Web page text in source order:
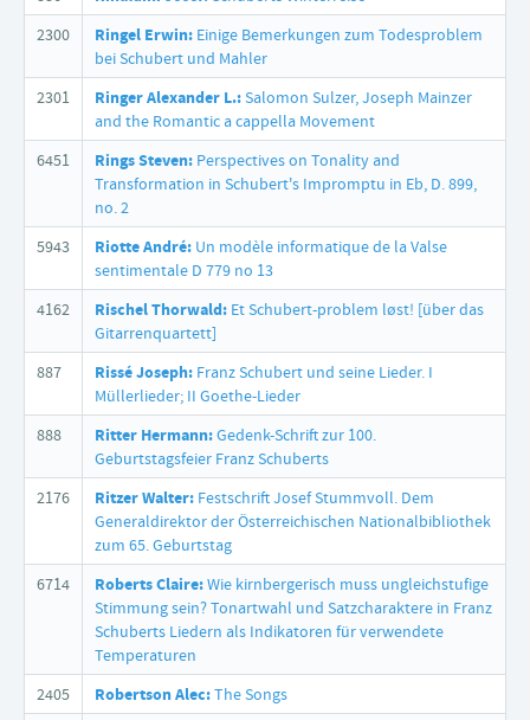
2300
Ringel Erwin: Einige Bemerkungen zum Todesproblem
bei Schubert und Mahler
2301
Ringer Alexander L.:Salomon Sulzer, Joseph Mainzer
and the Romantic a cappella Movement
6451
Rings Steven: Perspectives on Tonality and
Transformation in Schubert's Impromptu in Eb, D. 899,
no. 2
5943
Riotte André: Un modèle informatique de la Valse
sentimentale D 779 no 13
4162
Rischel Thorwald: Et Schubert-problem løst! [über das
Gitarrenquartett]
887
Rissé Joseph: Franz Schubert und seine Lieder. I
Müllerlieder; II Goethe-Lieder
888
Ritter Hermann:Gedenk-Schrift zur 100.
Geburtstagsfeier Franz Schuberts
2176
Ritzer Walter: Festschrift Josef Stummvoll. Dem
Generaldirektor der Österreichischen Nationalbibliothek
zum 65. Geburtstag
6714
Roberts Claire:Wie kirnbergerisch muss ungleichstufige
Stimmung sein? Tonartwahl und Satzcharaktere in Franz
Schuberts Liedern als Indikatoren für verwendete
Temperaturen
2405
Robertson Alec:The Songs